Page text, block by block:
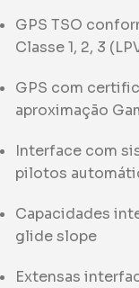
GPS TSO
Classe 1, 2, 3
GPS com
aproximação
Interface com
pilotos
Capacidades
glide slope
Extensas